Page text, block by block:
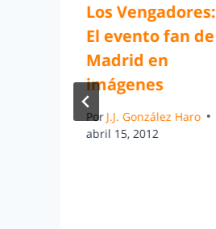
Los Vengadores:
El evento fan de
Madrid en
imágenes
PorJ.J. González Haro
abril 15, 2012